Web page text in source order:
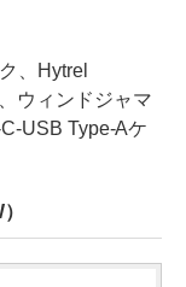
、Hytrel
ウィンドジャマ
USB Type-Aケ